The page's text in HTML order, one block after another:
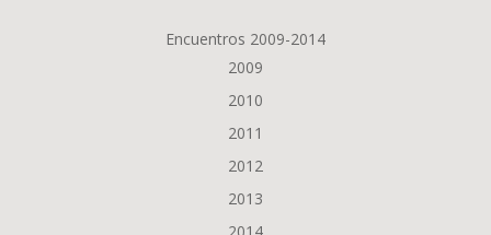
Encuentros 2009-2014
2009
2010
2011
2012
2013
2014